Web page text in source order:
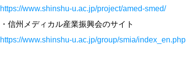
https://www.shinshu-u.ac.jp/project/amed-smed/
・信州メディカル産業振興会のサイト
https://www.shinshu-u.ac.jp/group/smia/index_en.php